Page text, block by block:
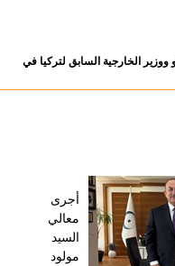
الخارجية السابق لتركيا في
أجرى
معالي
السيد
مولود